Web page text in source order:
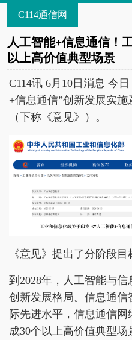
C114通信网
人工智能+信息通信！
以上高价值典型场景
C114讯 6月10日消息 今
+信息通信”创新发展实施
（下称《意见》）。
《意见》提出了分阶段目
到2028年，人工智能与
创新发展格局。信息通信
际先进水平，信息通信
成30个以上高价值典型